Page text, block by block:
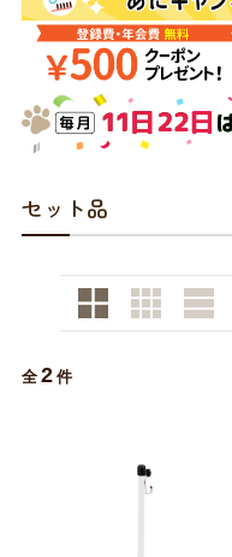
ドッグフード
美容・ケア用品
日用品（デイリー）
トリマーグッズ
アフターサービス
商品リクエスト
お問い合わせ
セット品
全 2 件